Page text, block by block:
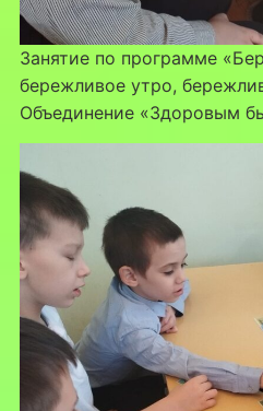
Занятие по программе
бережливое утро,
Объединение «Здоровым